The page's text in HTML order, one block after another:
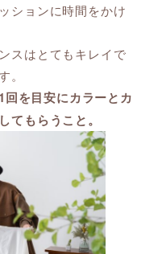
ションに時間をかけ
スはとてもキレイで
。
を目安にカラーとカ
てもらうこと。